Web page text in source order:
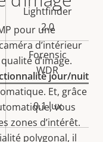
pour une
d’intérieur
d’image.
jour/nuit
Et, grâce
vous
zones d’intérêt.
polygonal, il
Lightfinder
2.0
Forensic
WDR
0.1 lux